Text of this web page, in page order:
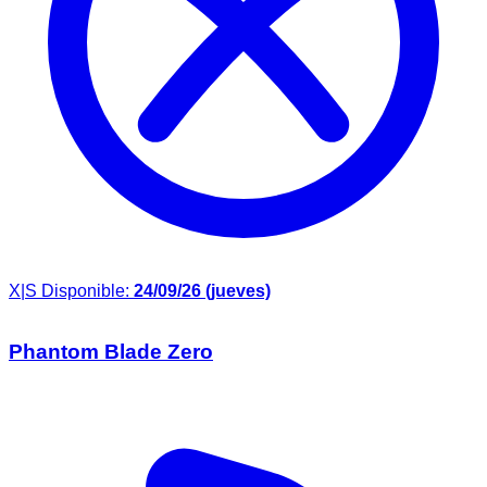
X|S Disponible: 24/09/26 (jueves)
Phantom Blade Zero